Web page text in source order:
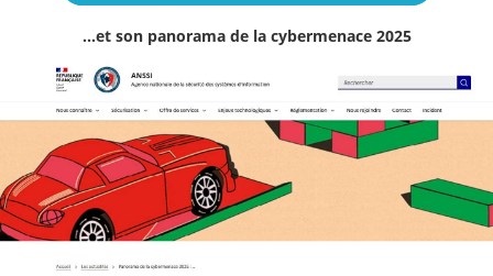
...et son panorama de la cybermenace 2025